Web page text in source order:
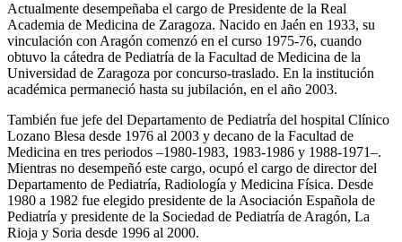
Actualmente desempeñaba el cargo de Presidente de la Real
Academia de Medicina de Zaragoza. Nacido en Jaén en 1933, su
vinculación con Aragón comenzó en el curso 1975-76, cuando
obtuvo la cátedra de Pediatría de la Facultad de Medicina de la
Universidad de Zaragoza por concurso-traslado. En la institución
académica permaneció hasta su jubilación, en el año 2003.
También fue jefe del Departamento de Pediatría del hospital Clínico
Lozano Blesa desde 1976 al 2003 y decano de la Facultad de
Medicina en tres periodos –1980-1983, 1983-1986 y 1988-1971–.
Mientras no desempeñó este cargo, ocupó el cargo de director del
Departamento de Pediatría, Radiología y Medicina Física. Desde
1980 a 1982 fue elegido presidente de la Asociación Española de
Pediatría y presidente de la Sociedad de Pediatría de Aragón, La
Rioja y Soria desde 1996 al 2000.